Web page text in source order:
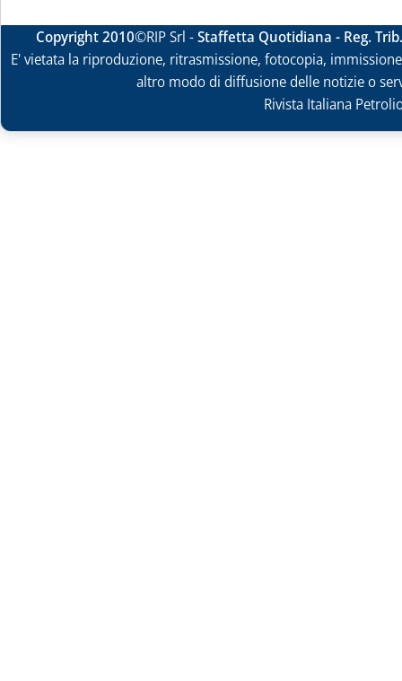
Copyright 2010©RIP Srl -Staffetta Quotidiana - Reg.
E' vietata la riproduzione, ritrasmissione, fotocopia,
altro modo di diffusione delle notizie o
Rivista Italiana